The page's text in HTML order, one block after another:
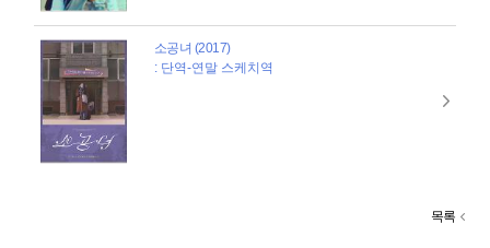
소공녀 (2017)
: 단역-연말 스케치역
목록